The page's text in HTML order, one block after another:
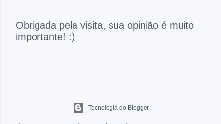
P
Obrigada pela visita, sua opinião é muito
importante! :)
Tecnologia do Blogger